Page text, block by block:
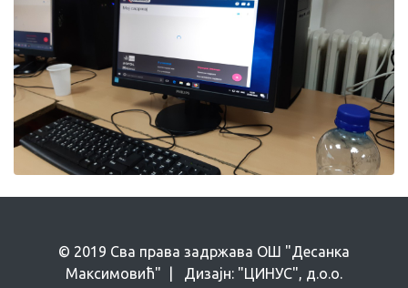
© 2019 Сва права задржава ОШ "Десанка
Максимовић" | Дизајн: "ЦИНУС", д.о.о.